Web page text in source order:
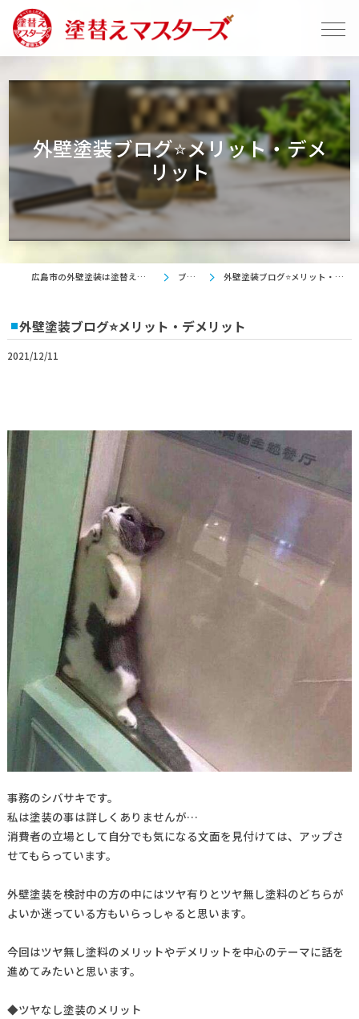
外壁塗装ブログ⭐メリット・デメ
リット
広島市の外壁塗装は塗替えマスターズ ブログ 外壁塗装ブログ⭐メリット・デメリット
外壁塗装ブログ⭐メリット・デメリット
2021/12/11
事務のシバサキです。
私は塗装の事は詳しくありませんが…
消費者の立場として自分でも気になる文面を見付けては、アップさ
せてもらっています。
外壁塗装を検討中の方の中にはツヤ有りとツヤ無し塗料のどちらが
よいか迷っている方もいらっしゃると思います。
今回はツヤ無し塗料のメリットやデメリットを中心のテーマに話を
進めてみたいと思います。
◆ツヤなし塗装のメリット